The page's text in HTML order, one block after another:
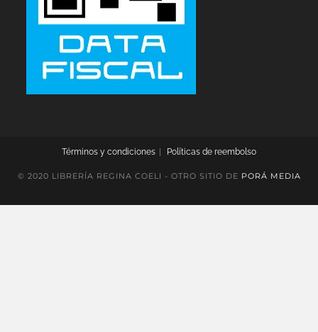
Términos y condiciones Políticas de reembolso
© 2020 LIBRERÍA REGINA COELI - OTRO SITIO DE PORÁ MEDIA